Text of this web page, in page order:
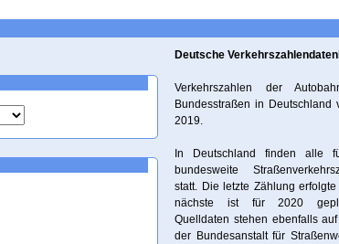
Deutsche
Verkehrszahlen der
Bundesstraßen in Deutschland
2019.
In Deutschland finden alle
bundesweite
statt. Die letzte Zählung
nächste ist für 2020
Quelldaten stehen ebenfalls
der Bundesanstalt für